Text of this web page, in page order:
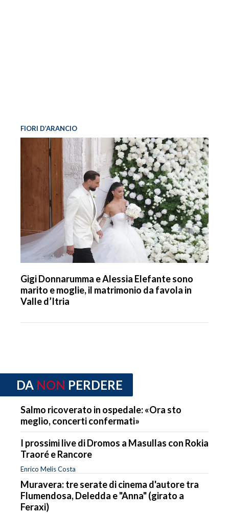
FIORI D’ARANCIO
Gigi Donnarumma e Alessia Elefante sono
marito e moglie, il matrimonio da favola in
Valle d’Itria
DA NON PERDERE
Salmo ricoverato in ospedale: «Ora sto
meglio, concerti confermati»
I prossimi live di Dromos a Masullas con Rokia
Traoré e Rancore
Enrico Melis Costa
Muravera: tre serate di cinema d'autore tra
Flumendosa, Deledda e "Anna" (girato a
Feraxi)